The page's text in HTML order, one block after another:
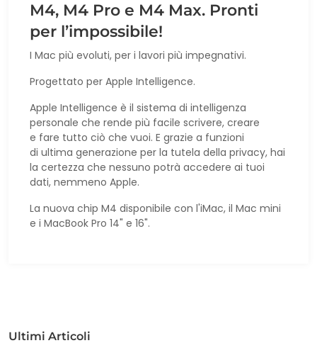
M4, M4 Pro e M4 Max. Pronti
per l’impossibile!
I Mac più evoluti, per i lavori più impegnativi.
Progettato per Apple Intelligence.
Apple Intelligence è il sistema di intelligenza
personale che rende più facile scrivere, creare
e fare tutto ciò che vuoi. E grazie a funzioni
di ultima generazione per la tutela della privacy, hai
la certezza che nessuno potrà accedere ai tuoi
dati, nemmeno Apple.
La nuova chip M4 disponibile con l'iMac, il Mac mini
e i MacBook Pro 14" e 16".
Ultimi Articoli